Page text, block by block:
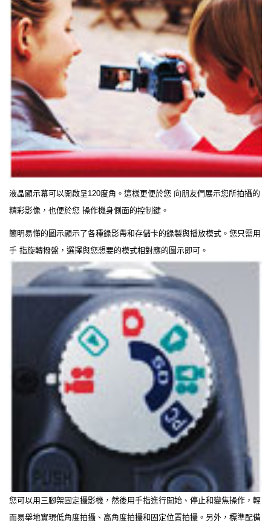
液晶顯示幕可以開啟呈120度角。這樣更便於您 向朋友們展示您所拍攝的
精彩影像，也便於您 操作機身側面的控制鍵。
簡明易懂的圖示顯示了各種錄影帶和存儲卡的錄製與播放模式。您只需用
手 指旋轉撥盤，選擇與您想要的模式相對應的圖示即可。
您可以用三腳架固定攝影機，然後用手指進行開始、停止和變焦操作，輕
而易舉地實現低角度拍攝、高角度拍攝和固定位置拍攝。另外，標準配備